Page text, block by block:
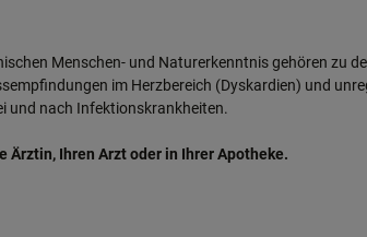
Menschen- und Naturerkenntnis gehören zu
im Herzbereich (Dyskardien) und
und nach Infektionskrankheiten.
Ärztin, Ihren Arzt oder in Ihrer Apotheke.